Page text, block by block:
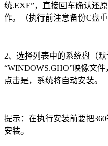
统.EXE”，直接回车确认还
作。（执行前注意备份C盘重
2、选择列表中的系统盘（
“WINDOWS.GHO”映像文
点击是，系统将自动安装。
提示：在执行安装前要把
安装。